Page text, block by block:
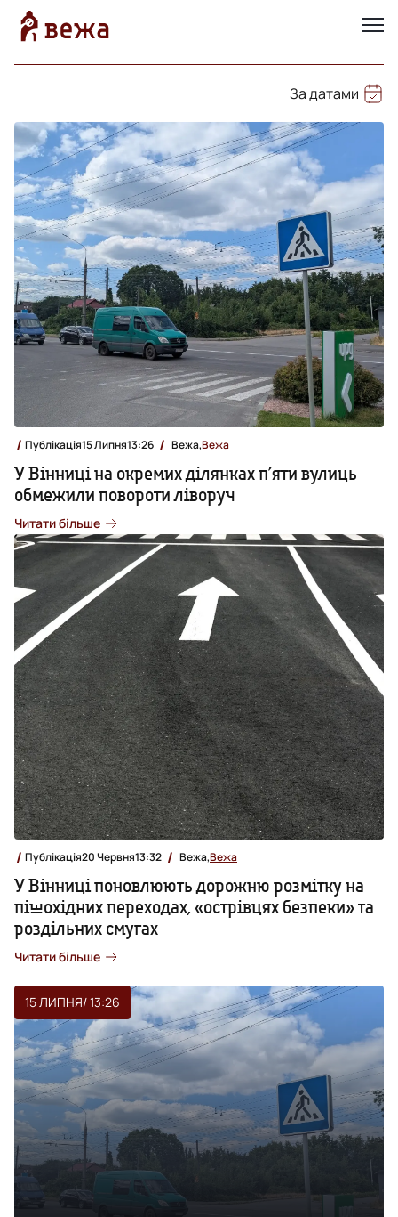
За датами
Публікація15 Липня13:26 Вежа,Вежа
У Вінниці на окремих ділянках п’яти вулиць
обмежили повороти ліворуч
Читати більше
Публікація20 Червня13:32 Вежа,Вежа
У Вінниці поновлюють дорожню розмітку на
пішохідних переходах, «острівцях безпеки» та
роздільних смугах
Читати більше
15 ЛИПНЯ/ 13:26